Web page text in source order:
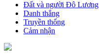
Đất và người Đô Lương
Danh thắng
Truyền thống
Cảm nhận